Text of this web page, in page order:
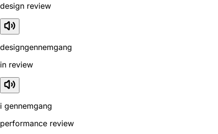
design review
designgennemgang
in review
i gennemgang
performance review